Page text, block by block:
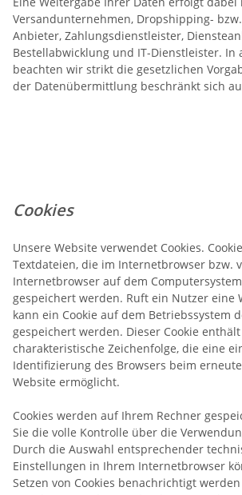
Versandunternehmen, Dropshipping-
Anbieter, Zahlungsdienstleister,
Bestellabwicklung und IT-Dienstleister. In
beachten wir strikt die gesetzlichen
der Datenübermittlung beschränkt sich
Cookies
Unsere Website verwendet Cookies.
Textdateien, die im Internetbrowser bzw.
Internetbrowser auf dem
gespeichert werden. Ruft ein Nutzer eine
kann ein Cookie auf dem Betriebssystem
gespeichert werden. Dieser Cookie
charakteristische Zeichenfolge, die eine
Identifizierung des Browsers beim
Website ermöglicht.
Cookies werden auf Ihrem Rechner
Sie die volle Kontrolle über die
Durch die Auswahl entsprechender
Einstellungen in Ihrem Internetbrowser
Setzen von Cookies benachrichtigt